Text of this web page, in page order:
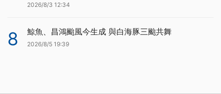
2026/8/3 12:34
8 鯨魚、昌鴻颱風今生成 與白海豚三颱共舞
2026/8/5 19:39